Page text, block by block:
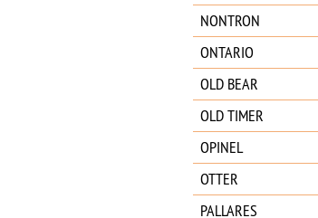
NONTRON
ONTARIO
OLD BEAR
OLD TIMER
OPINEL
OTTER
PALLARES